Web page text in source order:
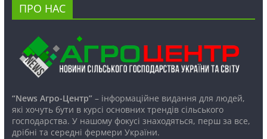
ПРО НАС
“News Агро-Центр”– інформаційне видання для людей,
які хочуть бути в курсі основних трендів сільського
господарства. У нашому фокусі знаходяться, перш за все,
дрібні та середні фермери України.